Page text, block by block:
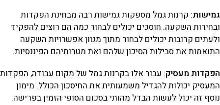
גמישות: קרנות גמל מספקות גמישות רבה מבחינת הפקדות
ובחירות השקעה. חוסכים יכולים לבחור כמה הם רוצים להפקיד
ולעתים קרובות יכולים לבחור מתוך מגוון אפשרויות השקעה
התואמות את סבילות הסיכון שלהם ואת מטרותיהם הפיננסיות.
הפקדות מעסיק: עבור אלו בקרנות גמל של מקום עבודה, הפקדות
המעסיק יכולות להגדיל משמעותית את החיסכון הכולל. מימון
נוסף זה יכול לעשות הבדל מהותי בסכום הסופי הזמין בפרישה.